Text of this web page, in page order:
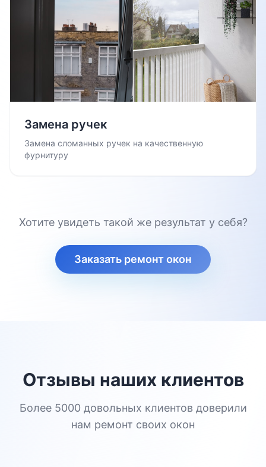
Замена ручек
Замена сломанных ручек на качественную
фурнитуру
Хотите увидеть такой же результат у себя?
Заказать ремонт окон
Отзывы наших клиентов
Более 5000 довольных клиентов доверили
нам ремонт своих окон